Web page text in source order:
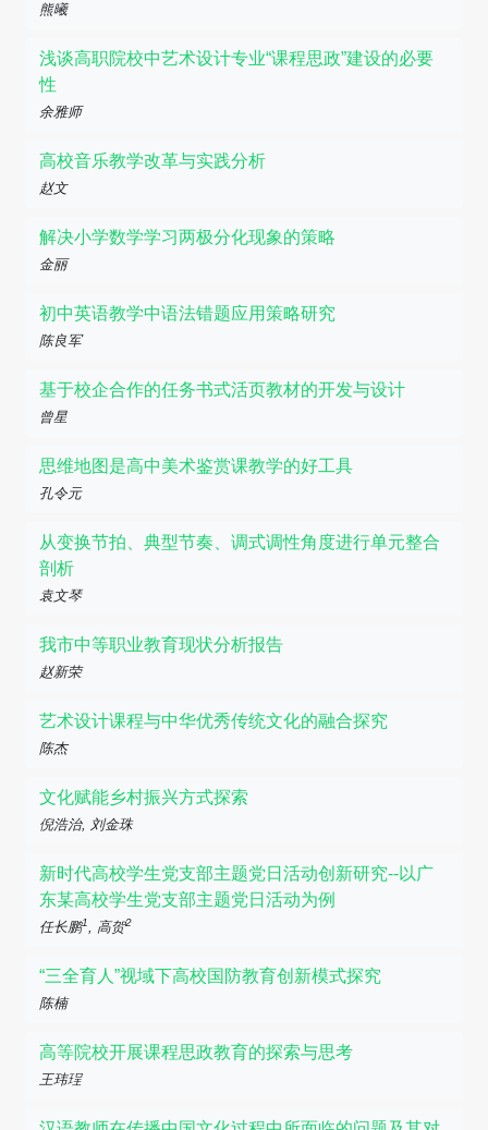
熊曦
浅谈高职院校中艺术设计专业“课程思政”建设的必要
性
余雅师
高校音乐教学改革与实践分析
赵文
解决小学数学学习两极分化现象的策略
金丽
初中英语教学中语法错题应用策略研究
陈良军
基于校企合作的任务书式活页教材的开发与设计
曾星
思维地图是高中美术鉴赏课教学的好工具
孔令元
从变换节拍、典型节奏、调式调性角度进行单元整合
剖析
袁文琴
我市中等职业教育现状分析报告
赵新荣
艺术设计课程与中华优秀传统文化的融合探究
陈杰
文化赋能乡村振兴方式探索
倪浩治, 刘金珠
新时代高校学生党支部主题党日活动创新研究--以广
东某高校学生党支部主题党日活动为例
任长鹏1, 高贺2
“三全育人”视域下高校国防教育创新模式探究
陈楠
高等院校开展课程思政教育的探索与思考
王玮珵